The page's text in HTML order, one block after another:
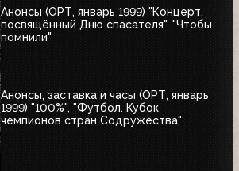
Анонсы (ОРТ, январь 1999) "Концерт,
посвящённый Дню спасателя", "Чтобы
помнили"
Анонсы, заставка и часы (ОРТ, январь
1999) "100%", "Футбол. Кубок
чемпионов стран Содружества"